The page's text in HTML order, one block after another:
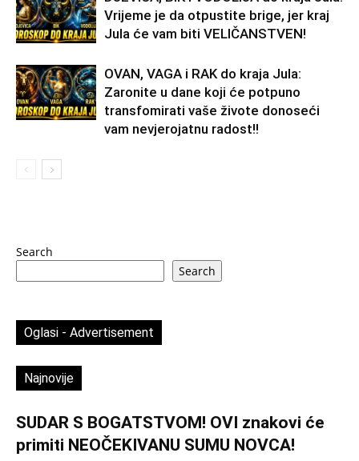
Vrijeme je da otpustite brige, jer kraj
Jula će vam biti VELIČANSTVEN!
OVAN, VAGA i RAK do kraja Jula:
Zaronite u dane koji će potpuno
transfomirati vaše živote donoseći
vam nevjerojatnu radost!!
Search
Search
Oglasi - Advertisement
Najnovije
SUDAR S BOGATSTVOM! OVI znakovi će
primiti NEOČEKIVANU SUMU NOVCA!